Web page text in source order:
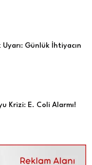
Günlük İhtiyacın
Krizi: E. Coli Alarmı!